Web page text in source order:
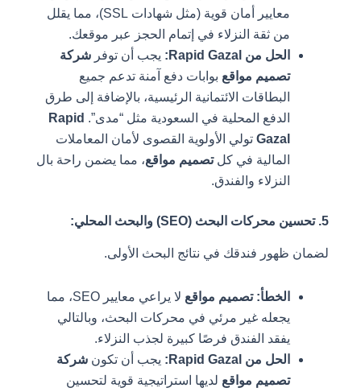
معايير أمان قوية (مثل شهادات SSL)، مما يقلل
من ثقة النزلاء في إتمام الحجز عبر موقعك.
الحل من Rapid Gazal:
يجب أن توفرشركة
تصميم مواقعبوابات دفع آمنة تدعم جميع
البطاقات الائتمانية الرئيسية، بالإضافة إلى طرق
الدفع المحلية في السعودية مثل “مدى”.Rapid
Gazalتولي الأولوية القصوى لأمان المعاملات
المالية في كل تصميم مواقع، مما يضمن راحة بال
النزلاء والفندق.
لضمان ظهور فندقك في نتائج البحث الأولى.
الخطأ: تصميم مواقع
لا يراعي معايير SEO، مما
يجعله غير مرئي في محركات البحث، وبالتالي
يفقد الفندق فرصًا كبيرة لجذب النزلاء.
الحل من Rapid Gazal:
يجب أن تكونشركة
تصميم مواقعلديها استراتيجية قوية لتحسين